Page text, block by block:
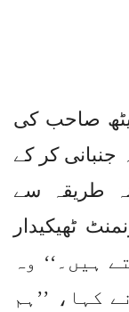
صاحب کی
کر کے
طریقہ سے
ٹھیکیدار
۵۳ سے بولتے ہیں۔‘‘ وہ
کہا، ’’ہم